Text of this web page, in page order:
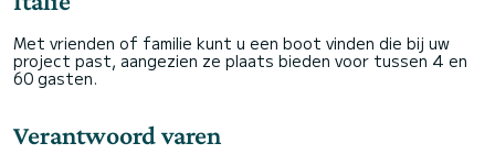
Met vrienden of familie kunt u een boot vinden die bij uw
project past, aangezien ze plaats bieden voor tussen 4 en
60 gasten.
Verantwoord varen